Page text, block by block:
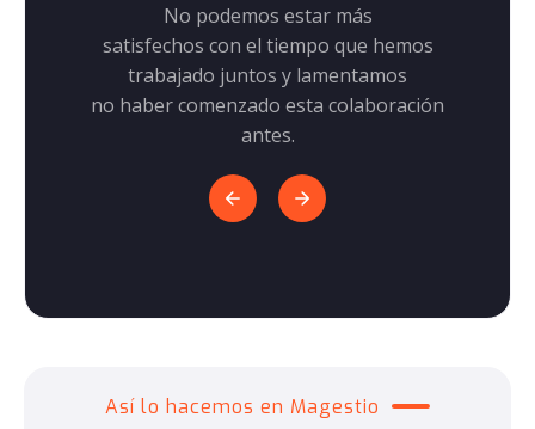
No podemos estar más
satisfechos con el tiempo que hemos
trabajado juntos y lamentamos
no haber comenzado esta colaboración
antes.
Así lo hacemos en Magestio